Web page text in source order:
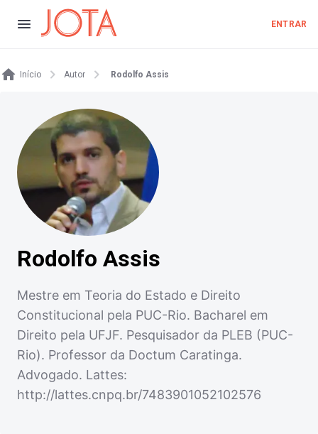
ENTRAR
Início Autor Rodolfo Assis
Rodolfo Assis
Mestre em Teoria do Estado e Direito
Constitucional pela PUC-Rio. Bacharel em
Direito pela UFJF. Pesquisador da PLEB (PUC-
Rio). Professor da Doctum Caratinga.
Advogado. Lattes:
http://lattes.cnpq.br/7483901052102576